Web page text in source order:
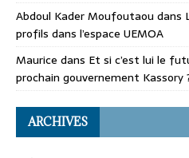
Abdoul Kader Moufoutaou dans
profils dans l’espace UEMOA
Maurice dans Et si c’est lui le
prochain gouvernement Kassory
ARCHIVES